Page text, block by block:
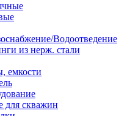
Водоотведение
из нерж. стали
емкости
для скважин